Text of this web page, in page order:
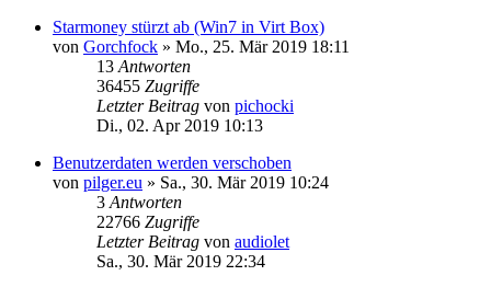
Starmoney stürzt ab (Win7 in Virt Box)
von Gorchfock » Mo., 25. Mär 2019 18:11
13 Antworten
36455 Zugriffe
Letzter Beitrag von pichocki
Di., 02. Apr 2019 10:13
Benutzerdaten werden verschoben
von pilger.eu » Sa., 30. Mär 2019 10:24
3 Antworten
22766 Zugriffe
Letzter Beitrag von audiolet
Sa., 30. Mär 2019 22:34